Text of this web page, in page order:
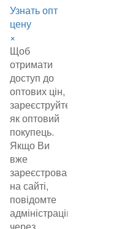
Узнать опт
цену
×
Щоб
отримати
доступ до
оптових цін,
зареєструйтеся
як оптовий
покупець.
Якщо Ви
вже
зареєстровані
на сайті,
повідомте
адміністрацію